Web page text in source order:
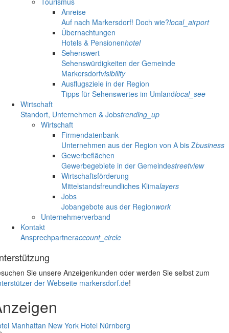
Anreise
Auf nach Markersdorf! Doch wie?local_airport
Übernachtungen
Hotels & Pensionenhotel
Sehenswert
Sehenswürdigkeiten der Gemeinde
Markersdorfvisibility
Ausflugsziele in der Region
Tipps für Sehenswertes im Umlandlocal_see
Wirtschaft
Standort, Unternehmen & Jobstrending_up
Wirtschaft
Firmendatenbank
Unternehmen aus der Region von A bis Zbusiness
Gewerbeflächen
Gewerbegebiete in der Gemeindestreetview
Wirtschaftsförderung
Mittelstandsfreundliches Klimalayers
Jobs
Jobangebote aus der Regionwork
Unternehmerverband
Kontakt
Ansprechpartneraccount_circle
Sie unsere Anzeigenkunden oder werden Sie selbst zum
der Webseite markersdorf.de!
Manhattan New York Hotel Nürnberg